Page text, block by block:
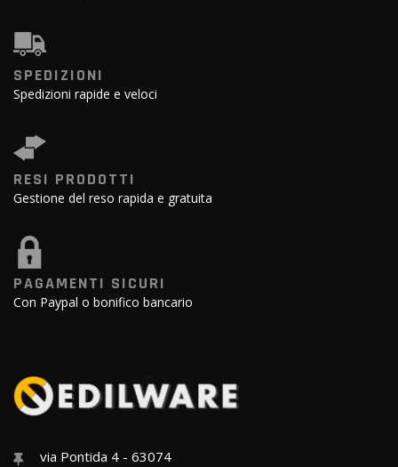
SPEDIZIONI
Spedizioni rapide e veloci
RESI PRODOTTI
Gestione del reso rapida e gratuita
PAGAMENTI SICURI
Con Paypal o bonifico bancario
via Pontida 4 - 63074